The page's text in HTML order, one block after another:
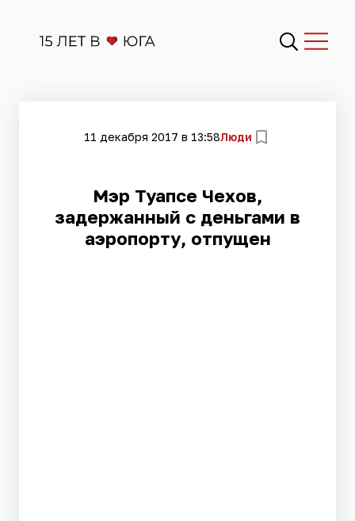
11 декабря 2017 в 13:58Люди
Мэр Туапсе Чехов,
задержанный с деньгами в
аэропорту, отпущен